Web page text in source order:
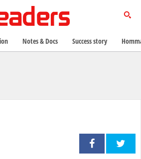
Notes & Docs Success story